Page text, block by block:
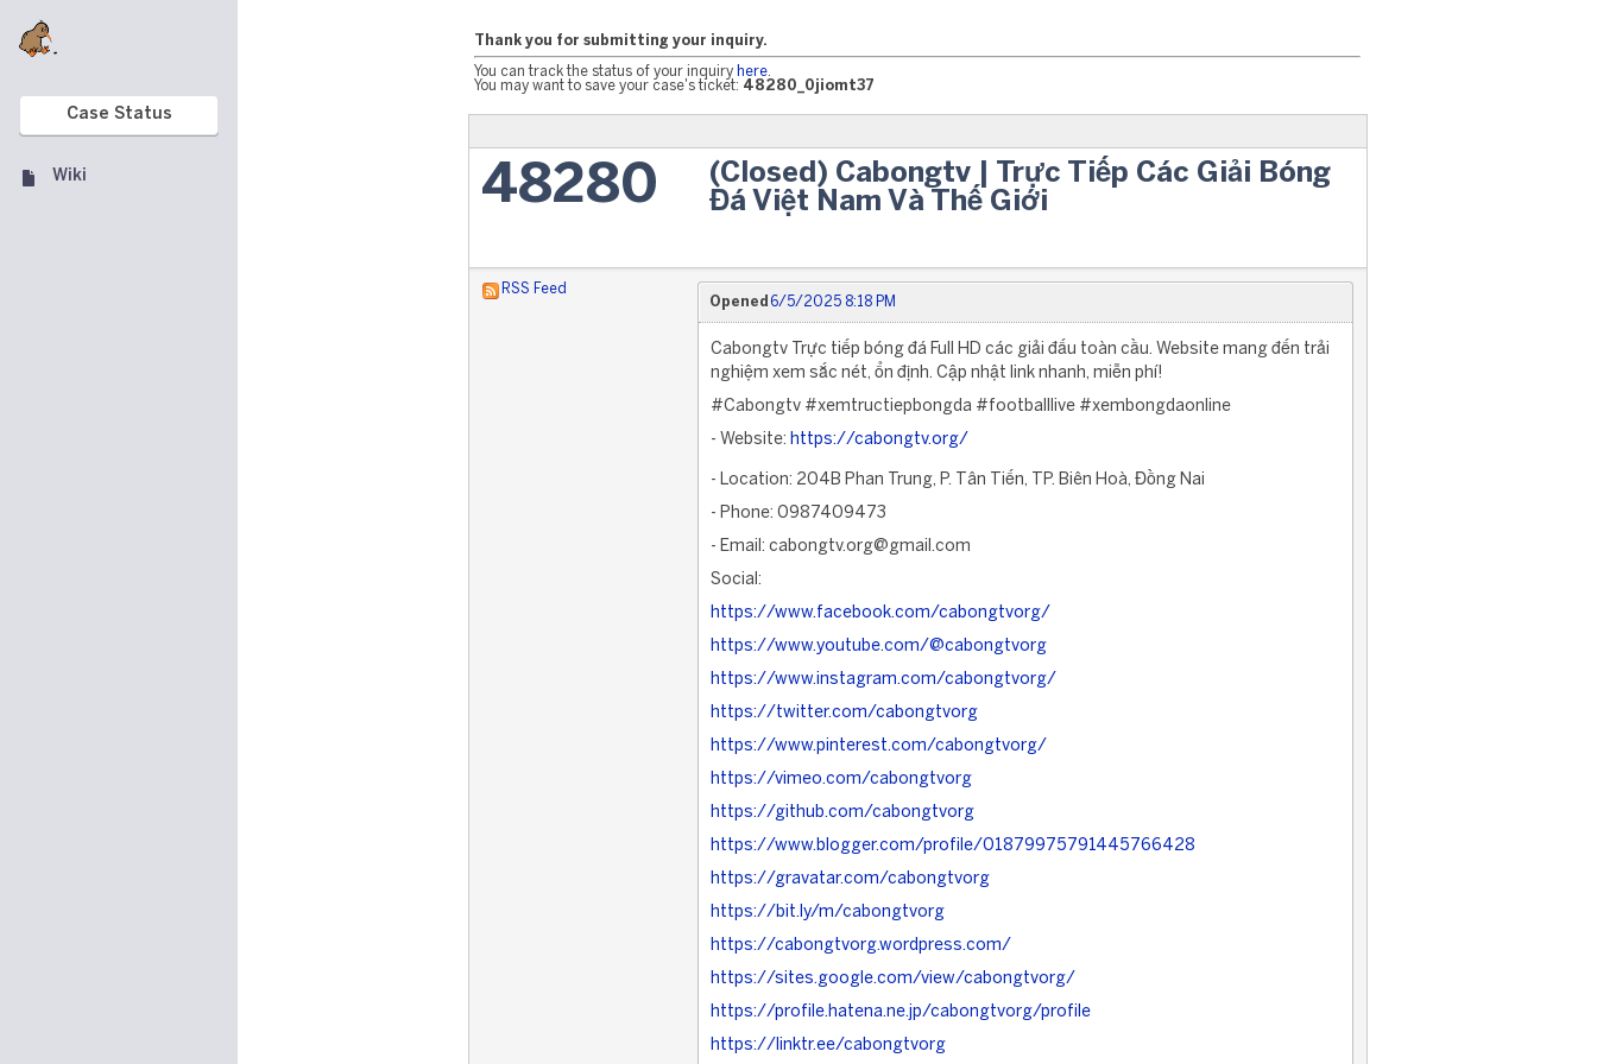
Case Status
Wiki
Thank you for submitting your inquiry.
You can track the status of your inquiry here
You may want to save your case's ticket: 48280_0jiomt37
48280
(Closed) Cabongtv | Trực Tiếp Các Giải Bóng
Đá Việt Nam Và Thế Giới
RSS Feed
Opened 6/5/2025 8:18 PM
Cabongtv Trực tiếp bóng đá Full HD các giải đấu toàn cầu. Website mang đến trải
nghiệm xem sắc nét, ổn định. Cập nhật link nhanh, miễn phí!
#Cabongtv #xemtructiepbongda #footballlive #xembongdaonline
- Website: https://cabongtv.org/
- Location: 204B Phan Trung, P. Tân Tiến, TP. Biên Hoà, Đồng Nai
- Phone: 0987409473
- Email: cabongtv.org@gmail.com
Social:
https://www.facebook.com/cabongtvorg/
https://www.youtube.com/@cabongtvorg
https://www.instagram.com/cabongtvorg/
https://twitter.com/cabongtvorg
https://www.pinterest.com/cabongtvorg/
https://vimeo.com/cabongtvorg
https://github.com/cabongtvorg
https://www.blogger.com/profile/01879975791445766428
https://gravatar.com/cabongtvorg
https://bit.ly/m/cabongtvorg
https://cabongtvorg.wordpress.com/
https://sites.google.com/view/cabongtvorg/
https://profile.hatena.ne.jp/cabongtvorg/profile
https://linktr.ee/cabongtvorg